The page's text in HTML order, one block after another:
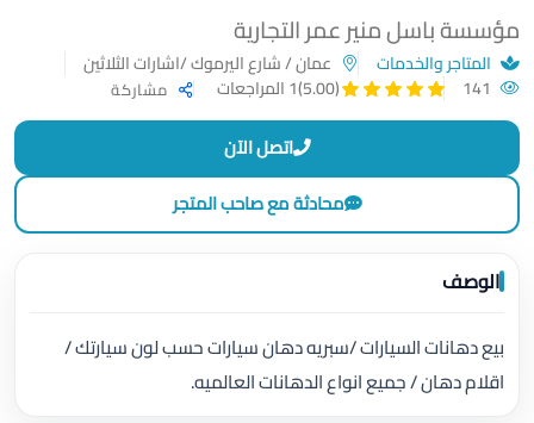
مؤسسة باسل منير عمر التجارية
المتاجر والخدمات
عمان / شارع اليرموك /اشارات الثلاثين
(5.00) 1 المراجعات مشاركة
اتصل الآن
محادثة مع صاحب المتجر
الوصف
بيع دهانات السيارات /سبريه دهان سيارات حسب لون سيارتك /
اقلام دهان / جميع انواع الدهانات العالميه.